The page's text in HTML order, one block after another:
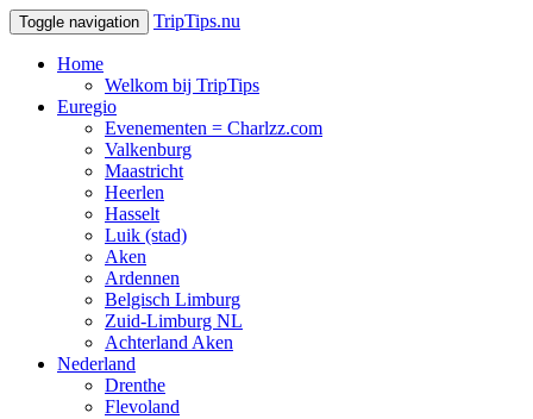
Toggle navigation TripTips.nu
Home
Welkom bij TripTips
Euregio
Evenementen = Charlzz.com
Valkenburg
Maastricht
Heerlen
Hasselt
Luik (stad)
Aken
Ardennen
Belgisch Limburg
Zuid-Limburg NL
Achterland Aken
Nederland
Drenthe
Flevoland